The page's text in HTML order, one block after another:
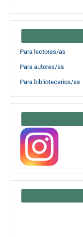
Para lectores/as
Para autores/as
Para bibliotecarios/as